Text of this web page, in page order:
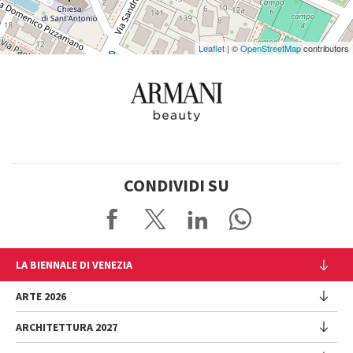
Leaflet | ©OpenStreetMapcontributors
CONDIVIDI SU
LA BIENNALE DI VENEZIA
L'Istituzione
Cariche istituzionali
Storia
ARTE 2026
Esposizione
ARCHITETTURA 2027